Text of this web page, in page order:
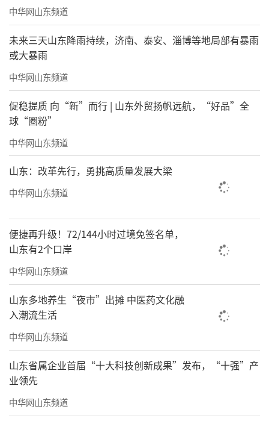
画家简介
宋永进
江），著名油画家、美术批评家，1992年毕业
于中国美术学院美术教育系，2000年结业于中
国美术学院油画系助教研修班，2006年被中央
美术学院油画系接受为高级访问学者，师从戴
士和先生，现为浙江师范大学美术学院教授、
硕士研究生导师、写意当代油画工作室主任，
系中国当代写意油画的代表性画家，浙江省新
中华网山东频道
未来三天山东降雨持续，济南、泰安、淄博等地局部有暴雨
或大暴雨
中华网山东频道
促稳提质 向“新”而行 | 山东外贸扬帆远航，“好品”全
球“圈粉”
中华网山东频道
山东：改革先行，勇挑高质量发展大梁
中华网山东频道
便捷再升级！72/144小时过境免签名单，
山东有2个口岸
中华网山东频道
山东多地养生“夜市”出摊 中医药文化融
入潮流生活
中华网山东频道
山东省属企业首届“十大科技创新成果”发布，“十强”产
业领先
中华网山东频道